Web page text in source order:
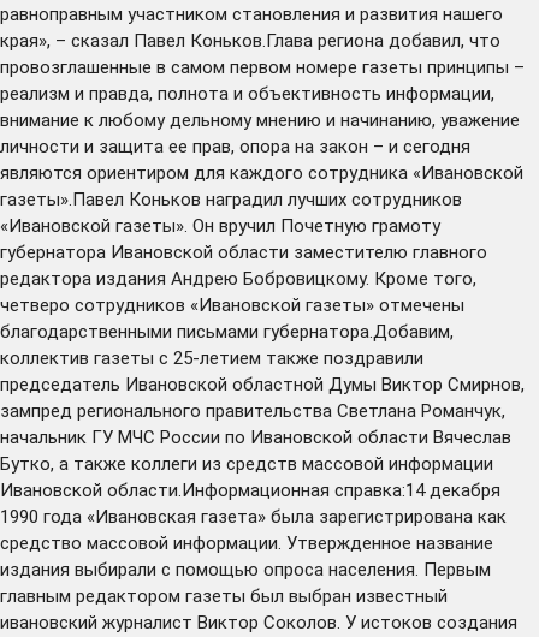
равноправным участником становления и развития нашего
края», – сказал Павел Коньков.Глава региона добавил, что
провозглашенные в самом первом номере газеты принципы –
реализм и правда, полнота и объективность информации,
внимание к любому дельному мнению и начинанию, уважение
личности и защита ее прав, опора на закон – и сегодня
являются ориентиром для каждого сотрудника «Ивановской
газеты».Павел Коньков наградил лучших сотрудников
«Ивановской газеты». Он вручил Почетную грамоту
губернатора Ивановской области заместителю главного
редактора издания Андрею Бобровицкому. Кроме того,
четверо сотрудников «Ивановской газеты» отмечены
благодарственными письмами губернатора.Добавим,
коллектив газеты с 25-летием также поздравили
председатель Ивановской областной Думы Виктор Смирнов,
зампред регионального правительства Светлана Романчук,
начальник ГУ МЧС России по Ивановской области Вячеслав
Бутко, а также коллеги из средств массовой информации
Ивановской области.Информационная справка:14 декабря
1990 года «Ивановская газета» была зарегистрирована как
средство массовой информации. Утвержденное название
издания выбирали с помощью опроса населения. Первым
главным редактором газеты был выбран известный
ивановский журналист Виктор Соколов. У истоков создания